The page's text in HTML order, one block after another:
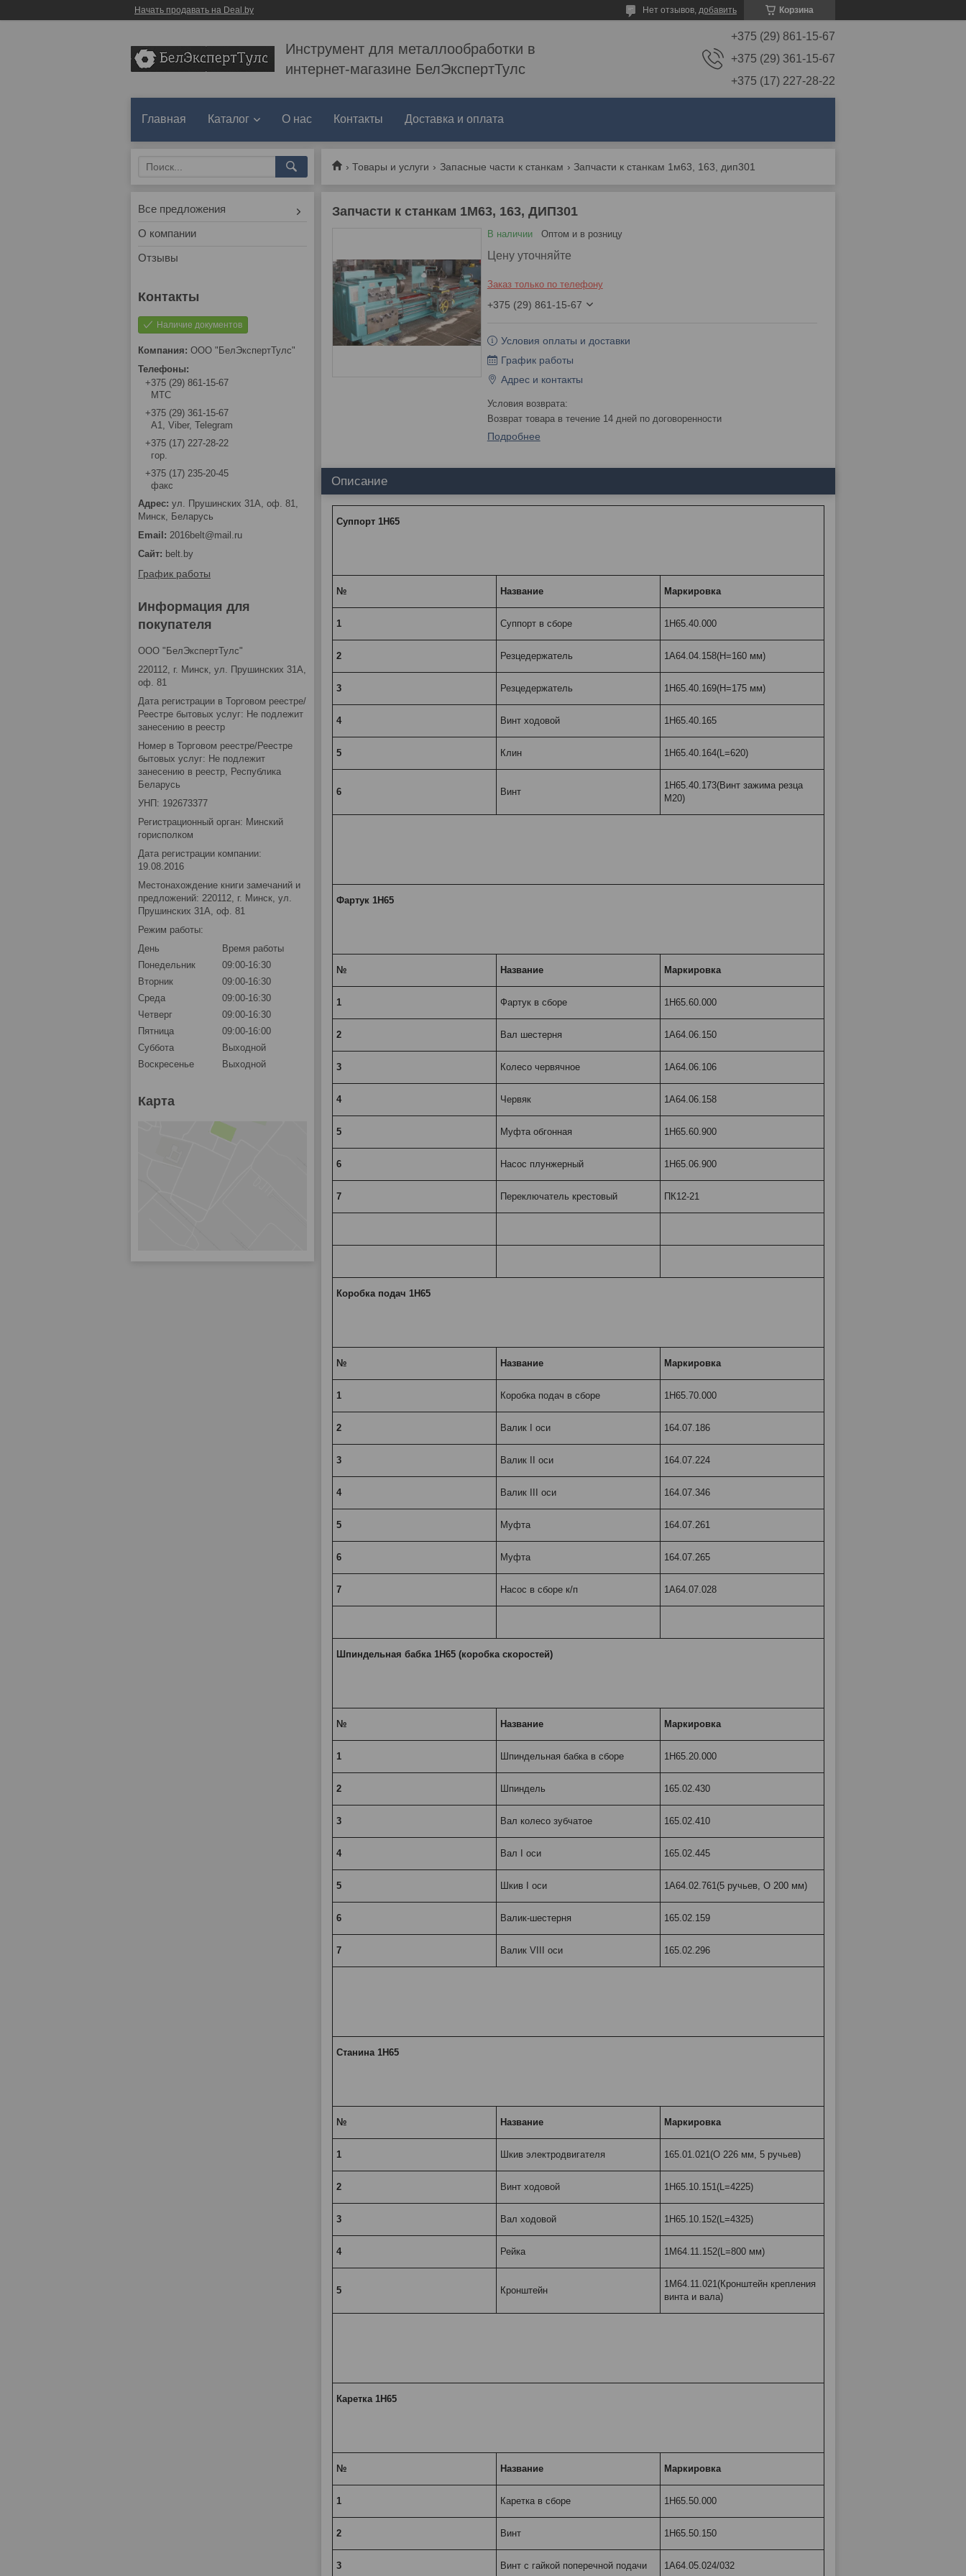
Начать продавать на Deal.by Корзина
Нет отзывов, добавить
Инструмент для металлообработки в
интернет-магазине БелЭкспертТулс
+375 (29) 861-15-67
+375 (29) 361-15-67
+375 (17) 227-28-22
Главная Каталог О нас Контакты Доставка и оплата
Товары и услуги Запасные части к станкам Запчасти к станкам 1м63, 163, дип301
Запчасти к станкам 1М63, 163, ДИП301
В наличии Оптом и в розницу
Цену уточняйте
Заказ только по телефону
+375 (29) 861-15-67
Условия оплаты и доставки
График работы
Адрес и контакты
возврат товара в течение 14 дней по договоренности
Подробнее
Описание
Суппорт 1Н65
№ Название Маркировка
1 Суппорт в сборе 1Н65.40.000
2 Резцедержатель 1А64.04.158(Н=160 мм)
3 Резцедержатель 1Н65.40.169(Н=175 мм)
4 Винт ходовой 1Н65.40.165
5 Клин 1Н65.40.164(L=620)
6 Винт
1Н65.40.173(Винт зажима резца
М20)
Фартук 1Н65
№ Название Маркировка
1 Фартук в сборе 1Н65.60.000
2 Вал шестерня 1А64.06.150
3 Колесо червячное 1А64.06.106
4 Червяк 1А64.06.158
5 Муфта обгонная 1Н65.60.900
6 Насос плунжерный 1Н65.06.900
7 Переключатель крестовый ПК12-21
Коробка подач 1Н65
№ Название Маркировка
1 Коробка подач в сборе 1Н65.70.000
2 Валик I оси 164.07.186
3 Валик II оси 164.07.224
4 Валик III оси 164.07.346
5 Муфта 164.07.261
6 Муфта 164.07.265
7 Насос в сборе к/п 1А64.07.028
Шпиндельная бабка 1Н65 (коробка скоростей)
№ Название Маркировка
1 Шпиндельная бабка в сборе 1Н65.20.000
2 Шпиндель 165.02.430
3 Вал колесо зубчатое 165.02.410
4 Вал I оси 165.02.445
5 Шкив I оси 1А64.02.761(5 ручьев, O 200 мм)
6 Валик-шестерня 165.02.159
7 Валик VIII оси 165.02.296
Станина 1Н65
№ Название Маркировка
1 Шкив электродвигателя 165.01.021(O 226 мм, 5 ручьев)
2 Винт ходовой 1Н65.10.151(L=4225)
3 Вал ходовой 1Н65.10.152(L=4325)
4 Рейка 1М64.11.152(L=800 мм)
5 Кронштейн
1М64.11.021(Кронштейн крепления
винта и вала)
Каретка 1Н65
№ Название Маркировка
1 Каретка в сборе 1Н65.50.000
2 Винт 1Н65.50.150
3 Винт с гайкой поперечной подачи 1А64.05.024/032
Все предложения
О компании
Отзывы
Наличие документов
ООО "БелЭкспертТулс"
+375 (29) 861-15-67
МТС
+375 (29) 361-15-67
А1, Viber, Telegram
+375 (17) 227-28-22
гор.
+375 (17) 235-20-45
факс
ул. Прушинских 31А, оф. 81,
Минск, Беларусь
2016belt@mail.ru
belt.by
График работы
Информация для
покупателя
ООО "БелЭкспертТулс"
220112, г. Минск, ул. Прушинских 31А,
оф. 81
Дата регистрации в Торговом реестре/
Реестре бытовых услуг: Не подлежит
занесению в реестр
Номер в Торговом реестре/Реестре
бытовых услуг: Не подлежит
занесению в реестр, Республика
Беларусь
УНП: 192673377
Регистрационный орган: Минский
горисполком
Дата регистрации компании:
19.08.2016
Местонахождение книги замечаний и
предложений: 220112, г. Минск, ул.
Прушинских 31А, оф. 81
Режим работы:
День
Время работы
Понедельник
09:00-16:30
Вторник
09:00-16:30
Среда
09:00-16:30
Четверг
09:00-16:30
Пятница
09:00-16:00
Суббота
Выходной
Воскресенье
Выходной
Карта